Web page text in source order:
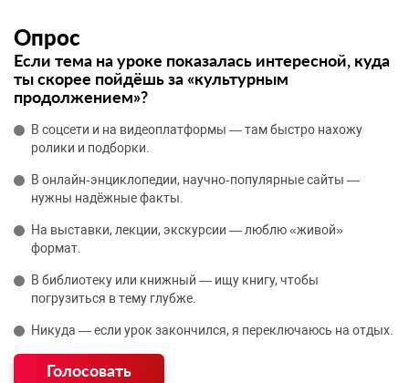
Опрос
Если тема на уроке показалась интересной, куда
ты скорее пойдёшь за «культурным
продолжением»?
В соцсети и на видеоплатформы — там быстро нахожу
ролики и подборки.
В онлайн‑энциклопедии, научно‑популярные сайты —
нужны надёжные факты.
На выставки, лекции, экскурсии — люблю «живой»
формат.
В библиотеку или книжный — ищу книгу, чтобы
погрузиться в тему глубже.
Никуда — если урок закончился, я переключаюсь на отдых.